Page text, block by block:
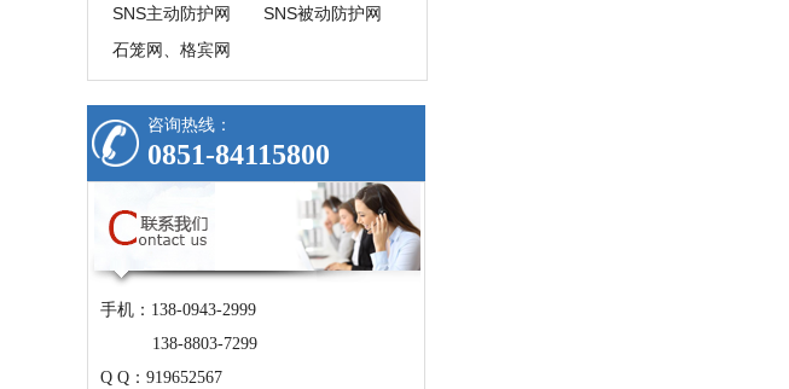
SNS主动防护网
SNS被动防护网
石笼网、格宾网
咨询热线：
0851-84115800
手机： 138-0943-2999
138-8803-7299
Q Q：919652567